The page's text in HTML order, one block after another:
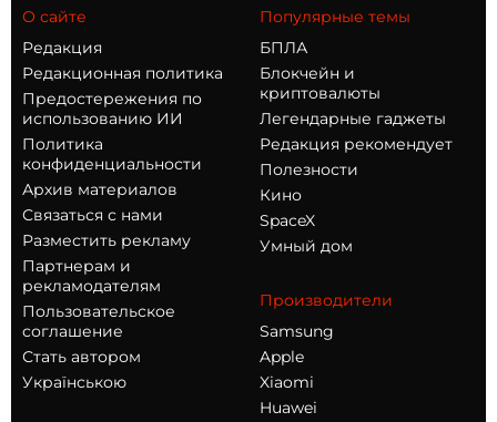
О сайте
Редакция
Редакционная политика
Предостережения по
использованию ИИ
Политика
конфиденциальности
Архив материалов
Связаться с нами
Разместить рекламу
Партнерам и
рекламодателям
Пользовательское
соглашение
Стать автором
Українською
Популярные темы
БПЛА
Блокчейн и
криптовалюты
Легендарные гаджеты
Редакция рекомендует
Полезности
Кино
SpaceX
Умный дом
Производители
Samsung
Apple
Xiaomi
Huawei